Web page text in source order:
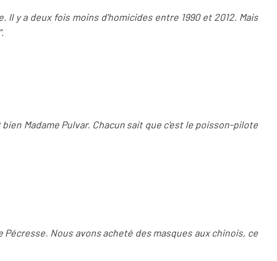
y a deux fois moins d'homicides entre 1990 et 2012. Mais
Madame Pulvar. Chacun sait que c'est le poisson-pilote
Nous avons acheté des masques aux chinois, ce